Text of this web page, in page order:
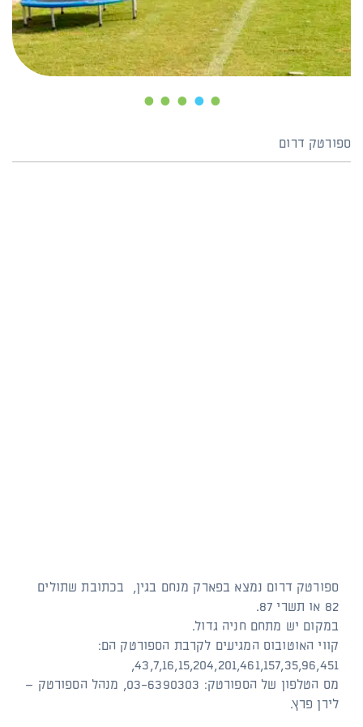
ספורטק דרום
ספורטק דרום נמצא בפארק מנחם בגין, בכתובת שתולים
82 או תשרי 87.
במקום יש מתחם חניה גדול.
קווי האוטובוס המגיעים לקרבת הספורטק הם:
43,7,16,15,204,201,461,157,35,96,451,
מס הטלפון של הספורטק: 03-6390303, מנהל הספורטק –
לירן פרץ.
1
2
3
4
5